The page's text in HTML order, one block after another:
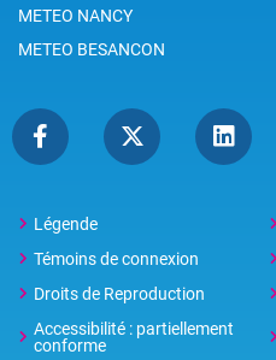
METEO NANCY
METEO BESANCON
Légende
Témoins de connexion
Droits de Reproduction
Accessibilité : partiellement
conforme